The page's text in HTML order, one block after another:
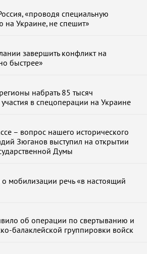
«проводя специальную
Украине, не спешит»
завершить конфликт на
быстрее»
набрать 85 тысяч
в спецоперации на Украине
– вопрос нашего исторического
Зюганов выступил на открытии
Думы
о мобилизации речь «в настоящий
об операции по свертыванию и
балаклейской группировки войск